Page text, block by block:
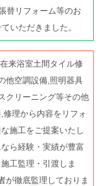
替リフォーム等のお
いただきました。
来浴室土間タイル修
他空調設備,照明器具
クリーニング等その他
理から内容をリフォ
施工をご提案いたし
ら経験・実績が豊富
工監理・引渡しま
が徹底監理しておりま